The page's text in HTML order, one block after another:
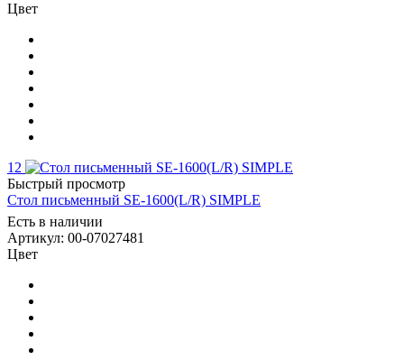
Цвет
12
Быстрый просмотр
Стол письменный SE-1600(L/R) SIMPLE
Есть в наличии
Артикул: 00-07027481
Цвет